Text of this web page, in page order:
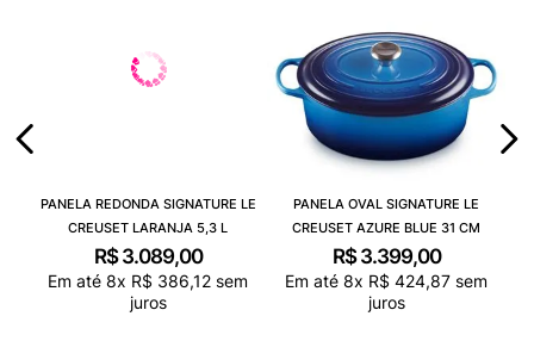
PANELA REDONDA SIGNATURE LE
CREUSET LARANJA 5,3 L
R$ 3.089,00
Em até 8x R$ 386,12 sem
juros
PANELA OVAL SIGNATURE LE
CREUSET AZURE BLUE 31 CM
R$ 3.399,00
Em até 8x R$ 424,87 sem
juros